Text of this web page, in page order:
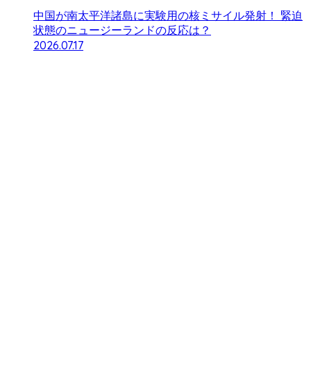
中国が南太平洋諸島に実験用の核ミサイル発射！ 緊迫
状態のニュージーランドの反応は？
2026.07.17